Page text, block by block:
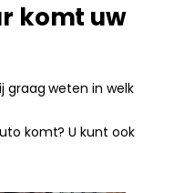
komt uw
graag weten in welk
komt? U kunt ook